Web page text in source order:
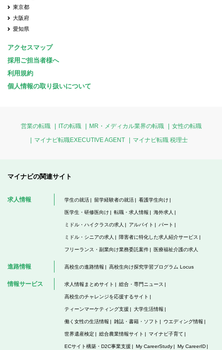
東京都
大阪府
愛知県
アクセスマップ
採用ご担当者様へ
利用規約
個人情報の取り扱いについて
営業の転職 ITの転職 MR・メディカル業界の転職
女性の転職
マイナビ転職EXECUTIVE AGENT
マイナビ転職 税理士
マイナビの関連サイト
求人情報 学生の就活 留学経験者の就活 看護学生向け
医学生・研修医向け 転職・求人情報 海外求人
ミドル・ハイクラスの求人 アルバイト パート
ミドル・シニアの求人 障害者に特化した求人紹介サービス
フリーランス・副業向け業務委託案件 医療福祉介護の求人
進路情報 高校生の進路情報 高校生向け探究学習プログラム Locus
情報サービス 求人情報まとめサイト 総合・専門ニュース
高校生のチャレンジを応援するサイト
ティーンマーケティング支援 大学生活情報
働く女性の生活情報 雑誌・書籍・ソフト ウエディング情報
世界遺産検定 総合農業情報サイト マイナビ子育て
ECサイト構築・D2C事業支援 My CareerStudy My CareerID